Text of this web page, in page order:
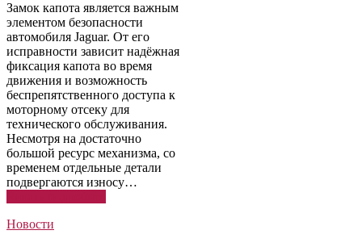
Замок капота является важным
элементом безопасности
автомобиля Jaguar. От его
исправности зависит надёжная
фиксация капота во время
движения и возможность
беспрепятственного доступа к
моторному отсеку для
технического обслуживания.
Несмотря на достаточно
большой ресурс механизма, со
временем отдельные детали
подвергаются износу…
Новости